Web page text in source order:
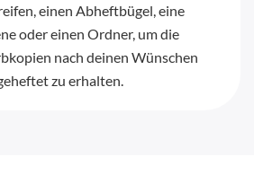
einen Abheftbügel, eine
oder einen Ordner, um die
nach deinen Wünschen
zu erhalten.